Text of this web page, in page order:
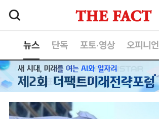
뉴스 단독 포토·영상 오피니언